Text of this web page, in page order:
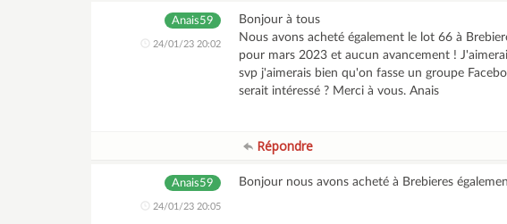
Anais59
24/01/23 20:02
Bonjour à tous
Nous avons acheté également le lot 66 à
pour mars 2023 et aucun avancement !
svp j'aimerais bien qu'on fasse un groupe
serait intéressé ? Merci à vous. Anais
Répondre
Anais59
24/01/23 20:05
Bonjour nous avons acheté à Brebieres